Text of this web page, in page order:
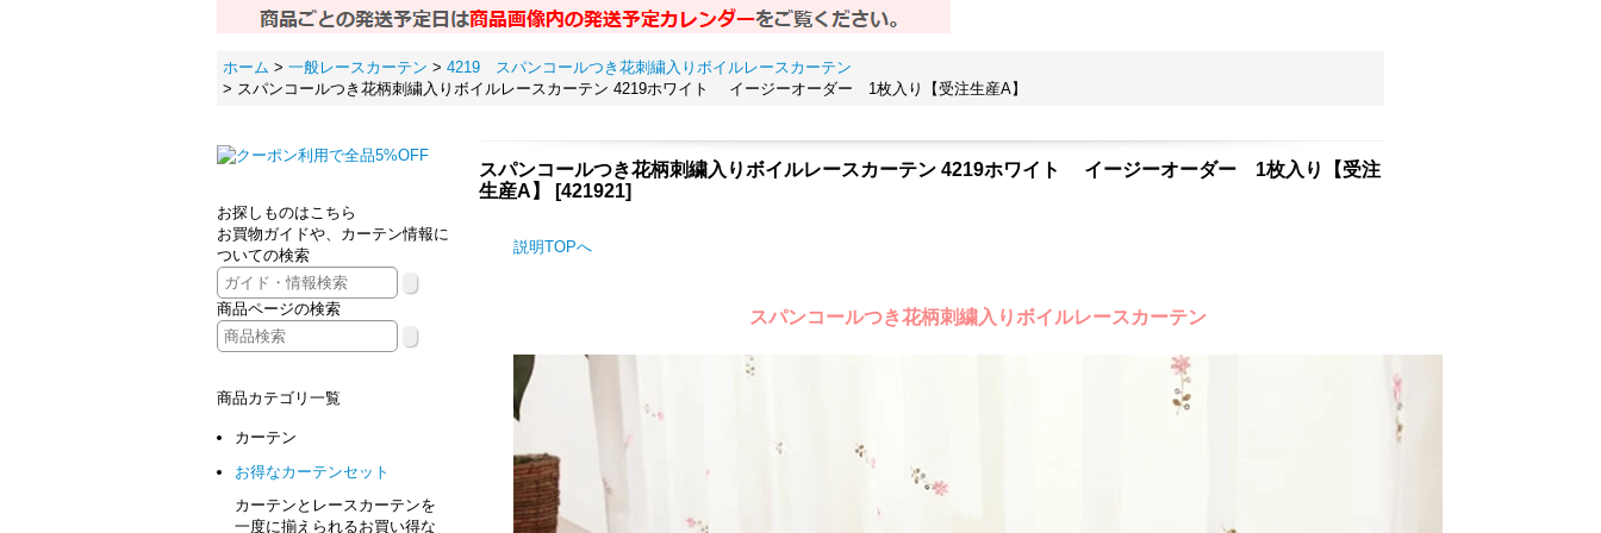
ホーム > 一般レースカーテン > 4219 スパンコールつき花刺繍入りボイルレースカーテン
> スパンコールつき花柄刺繍入りボイルレースカーテン 4219ホワイト イージーオーダー 1枚入り【受注生産A】
お探しものはこちら
お買物ガイドや、カーテン情報に
ついての検索
商品ページの検索
商品カテゴリ一覧
カーテン
お得なカーテンセット
カーテンとレースカーテンを
一度に揃えられるお買い得な
スパンコールつき花柄刺繍入りボイルレースカーテン 4219ホワイト イージーオーダー 1枚入り【受注
生産A】
[421921]
説明TOPへ
スパンコールつき花柄刺繍入りボイルレースカーテン